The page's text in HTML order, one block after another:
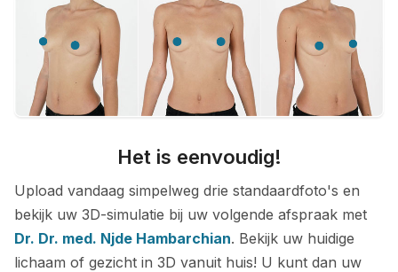
Het is eenvoudig!
Upload vandaag simpelweg drie standaardfoto's en
bekijk uw 3D-simulatie bij uw volgende afspraak met
Dr. Dr. med. Njde Hambarchian. Bekijk uw huidige
lichaam of gezicht in 3D vanuit huis! U kunt dan uw